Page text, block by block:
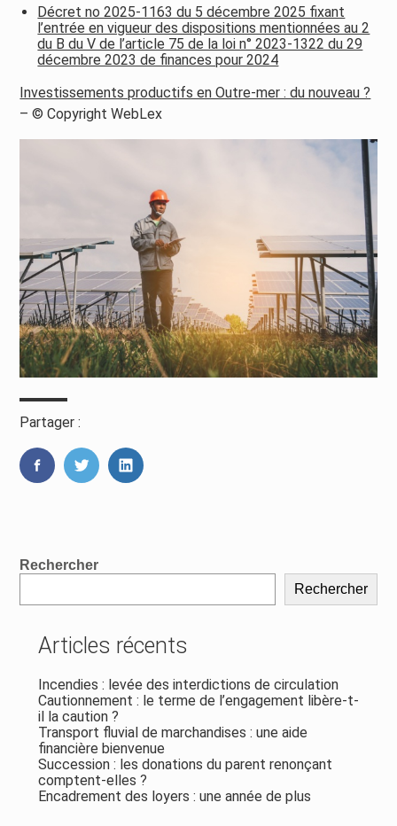
Décret no 2025-1163 du 5 décembre 2025 fixant
l’entrée en vigueur des dispositions mentionnées au 2
du B du V de l’article 75 de la loi n° 2023-1322 du 29
décembre 2023 de finances pour 2024
Investissements productifs en Outre-mer : du nouveau ?
– © Copyright WebLex
Partager :
FaceBookTwitterLinkedIn
Blog
Rechercher
Rechercher
Articles récents
Incendies : levée des interdictions de circulation
Cautionnement : le terme de l’engagement libère-t-
il la caution ?
Transport fluvial de marchandises : une aide
financière bienvenue
Succession : les donations du parent renonçant
comptent-elles ?
Encadrement des loyers : une année de plus